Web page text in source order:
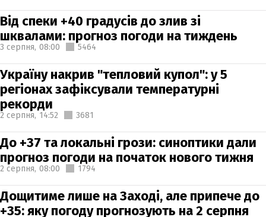
Від спеки +40 градусів до злив зі
шквалами: прогноз погоди на тиждень
3 серпня, 08:00 5464
Україну накрив "тепловий купол": у 5
регіонах зафіксували температурні
рекорди
2 серпня, 14:52 3681
До +37 та локальні грози: синоптики дали
прогноз погоди на початок нового тижня
2 серпня, 08:00 1794
Дощитиме лише на Заході, але припече до
+35: яку погоду прогнозують на 2 серпня